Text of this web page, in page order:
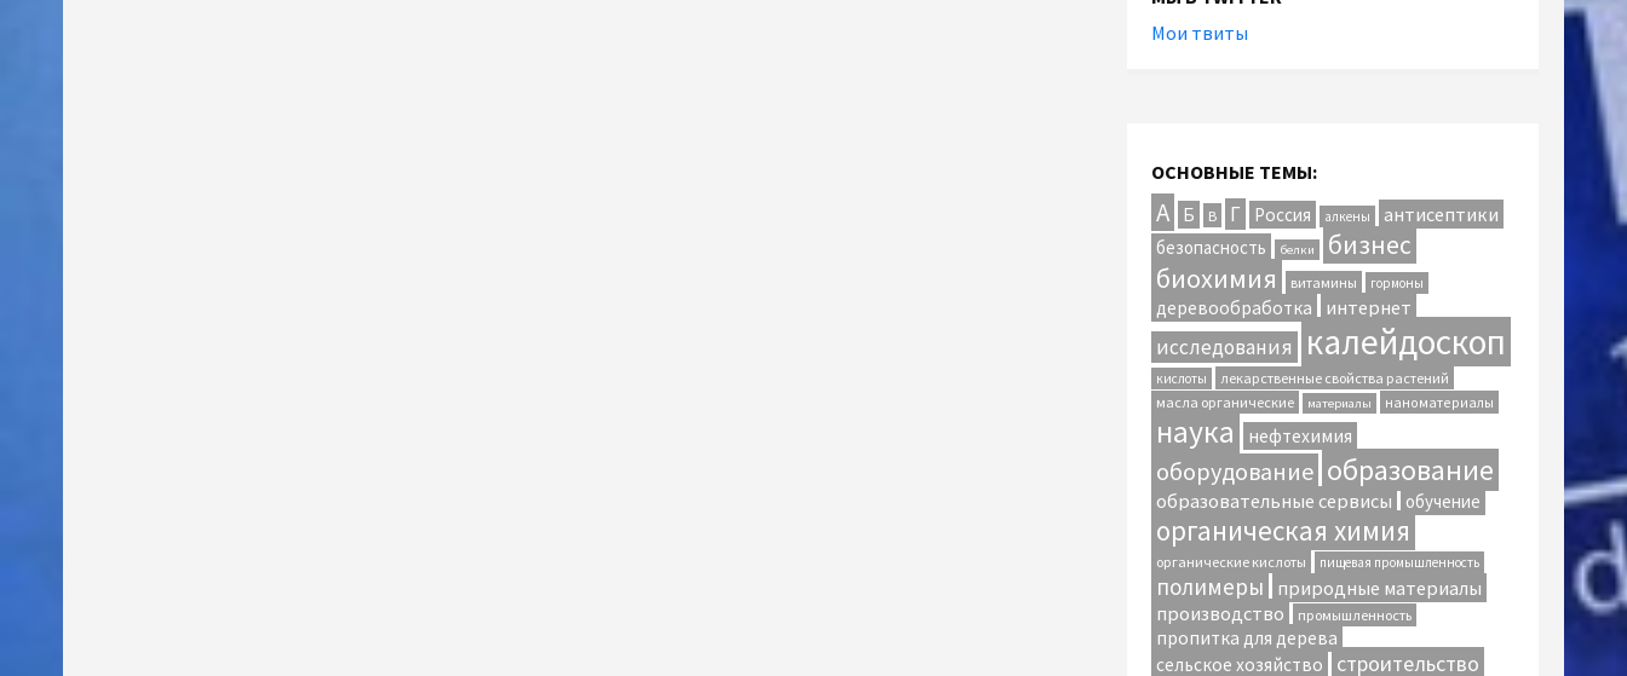
Мои твиты
ОСНОВНЫЕ ТЕМЫ:
А Б В Г Россия алкены антисептики
безопасность белки бизнес
биохимия витамины гормоны
деревообработка интернет
исследования калейдоскоп
кислоты
лекарственные свойства растений
масла органические
материалы наноматериалы
наука нефтехимия
оборудование образование
образовательные сервисы обучение
органическая химия
органические кислоты пищевая промышленность
полимеры
природные материалы
производство
промышленность
пропитка для дерева
сельское хозяйство
строительство